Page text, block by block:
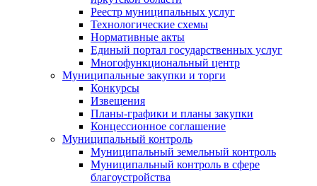
Реестр муниципальных услуг
Технологические схемы
Нормативные акты
Единый портал государственных услуг
Многофункциональный центр
Муниципальные закупки и торги
Конкурсы
Извещения
Планы-графики и планы закупки
Концессионное соглашение
Муниципальный контроль
Муниципальный земельный контроль
Муниципальный контроль в сфере
благоустройства